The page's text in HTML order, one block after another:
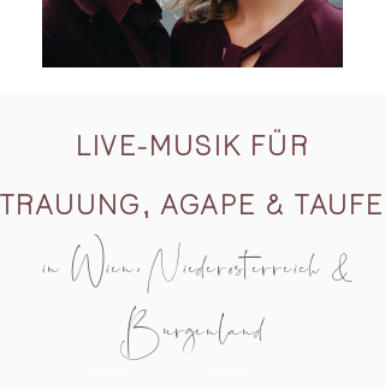
LIVE-MUSIK FÜR
TRAUUNG, AGAPE & TAUFE
in Wien, Niederösterreich &
Burgenland